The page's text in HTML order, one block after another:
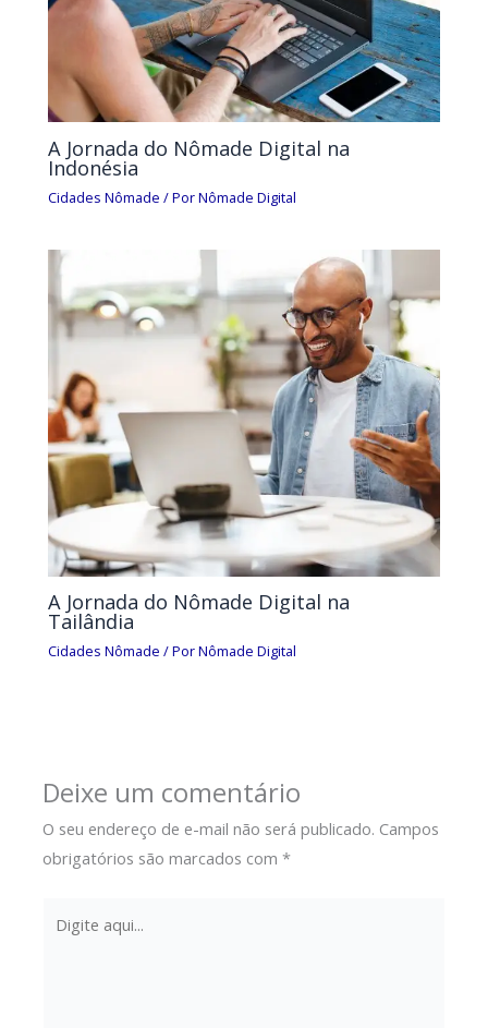
A Jornada do Nômade Digital na
Indonésia
Cidades Nômade / PorNômade Digital
A Jornada do Nômade Digital na
Tailândia
Cidades Nômade / PorNômade Digital
Deixe um comentário
O seu endereço de e-mail não será publicado. Campos
obrigatórios são marcados com*
aqui...